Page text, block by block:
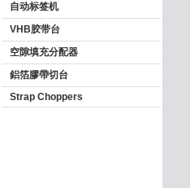
自动标签机
VHB胶带台
空隙填充分配器
鋁箔膠帶切台
Strap Choppers